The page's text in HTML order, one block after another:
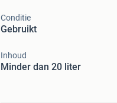
Conditie
Gebruikt
Inhoud
Minder dan 20 liter